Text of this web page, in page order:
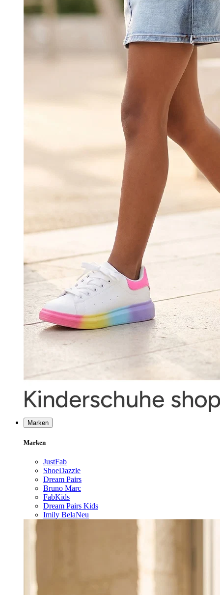
Marken
Marken
JustFab
ShoeDazzle
Dream Pairs
Bruno Marc
FabKids
Dream Pairs Kids
Imily BelaNeu